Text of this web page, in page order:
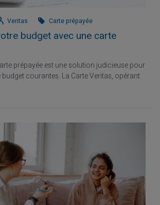
Veritas Carte prépayée
budget avec une carte
prépayée est une solution judicieuse pour
budget courantes. La Carte Veritas, opérant